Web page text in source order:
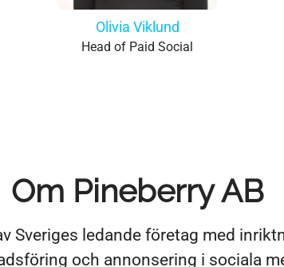
Olivia Viklund
Head of Paid Social
Om Pineberry AB
Sveriges ledande företag med
och annonsering i sociala